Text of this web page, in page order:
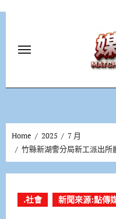
Home 2025
7 月
竹縣新湖警分局新工派出
.社會 新聞來源:點傳